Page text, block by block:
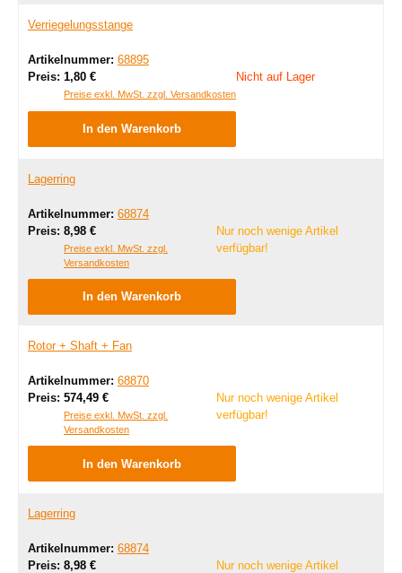
Verriegelungsstange
Artikelnummer: 68895
Preis: Regulärer Preis:
1,80 €
Preise exkl. MwSt. zzgl. Versandkosten
Nicht auf Lager
In den Warenkorb
Lagerring
Artikelnummer: 68874
Preis: Regulärer Preis:
8,98 €
Preise exkl. MwSt. zzgl.
Versandkosten
Nur noch wenige Artikel
verfügbar!
In den Warenkorb
Rotor + Shaft + Fan
Artikelnummer: 68870
Preis: Regulärer Preis:
574,49 €
Preise exkl. MwSt. zzgl.
Versandkosten
Nur noch wenige Artikel
verfügbar!
In den Warenkorb
Lagerring
Artikelnummer: 68874
Preis: Regulärer Preis:
8,98 €
Nur noch wenige Artikel